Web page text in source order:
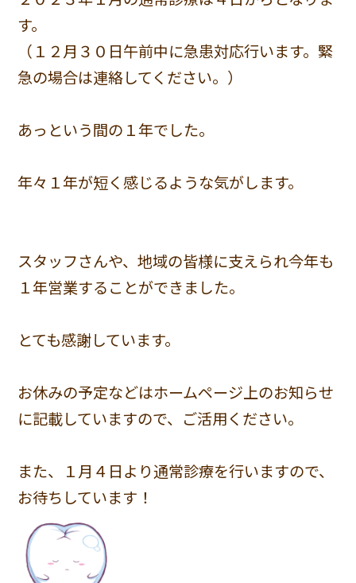
す。
（１２月３０日午前中に急患対応行います。緊
急の場合は連絡してください。）
あっという間の１年でした。
年々１年が短く感じるような気がします。
スタッフさんや、地域の皆様に支えられ今年も
１年営業することができました。
とても感謝しています。
お休みの予定などはホームページ上のお知らせ
に記載していますので、ご活用ください。
また、１月４日より通常診療を行いますので、
お待ちしています！